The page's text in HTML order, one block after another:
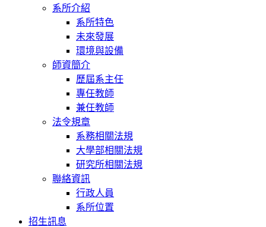
系所介紹
系所特色
未來發展
環境與設備
師資簡介
歷屆系主任
專任教師
兼任教師
法令規章
系務相關法規
大學部相關法規
研究所相關法規
聯絡資訊
行政人員
系所位置
招生訊息